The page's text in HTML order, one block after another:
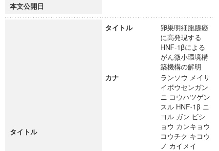
本文公開日
タイトル
タイトル
卵巣明細胞腺癌
に高発現する
HNF-1βによる
がん微小環境構
築機構の解明
カナ
ランソウ メイサ
イボウセンガン
ニ コウハツゲン
スル HNF-1β ニ
ヨル ガン ビシ
ョウ カンキョウ
コウチク キコウ
ノ カイメイ